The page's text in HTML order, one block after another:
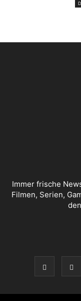
Immer frische
Filmen, Serien,